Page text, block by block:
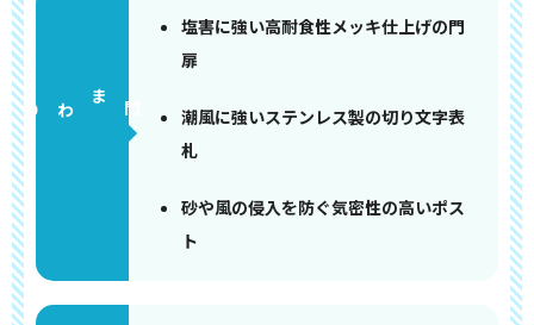
門まわり
塩害に強い高耐食性メッキ仕上げの門
扉
潮風に強いステンレス製の切り文字表
札
砂や風の侵入を防ぐ気密性の高いポス
ト